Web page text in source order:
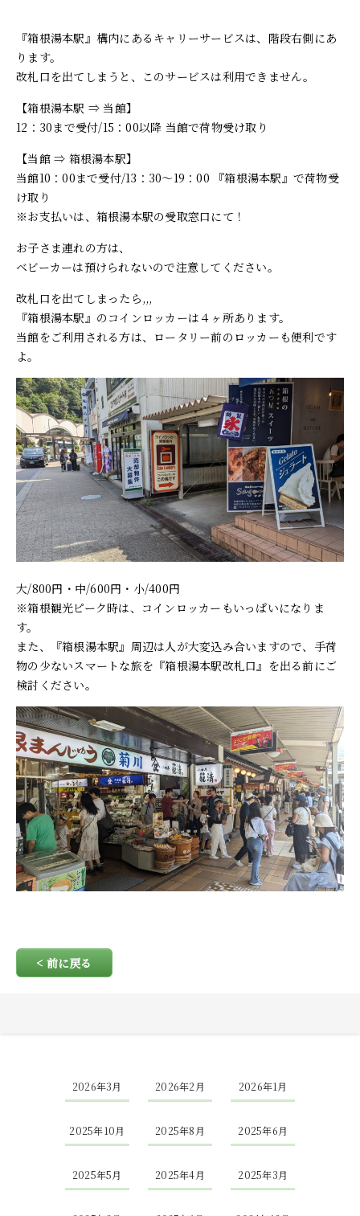
『箱根湯本駅』構内にあるキャリーサービスは、階段右側にあ
ります。
改札口を出てしまうと、このサービスは利用できません。
【箱根湯本駅 ⇒ 当館】
12：30まで受付/15：00以降 当館で荷物受け取り
【当館 ⇒ 箱根湯本駅】
当館10：00まで受付/13：30～19：00 『箱根湯本駅』で荷物受
け取り
※お支払いは、箱根湯本駅の受取窓口にて！
お子さま連れの方は、
ベビーカーは預けられないので注意してください。
改札口を出てしまったら,,,
『箱根湯本駅』のコインロッカーは４ヶ所あります。
当館をご利用される方は、ロータリー前のロッカーも便利です
よ。
大/800円・中/600円・小/400円
※箱根観光ピーク時は、コインロッカーもいっぱいになりま
す。
また、『箱根湯本駅』周辺は人が大変込み合いますので、手荷
物の少ないスマートな旅を『箱根湯本駅改札口』を出る前にご
検討ください。
< 前に戻る
2026年3月 2026年2月 2026年1月
2025年10月 2025年8月 2025年6月
2025年5月 2025年4月 2025年3月